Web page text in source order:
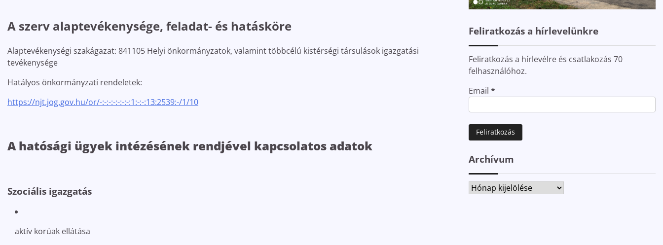
A szerv alaptevékenysége, feladat- és hatásköre
Alaptevékenységi szakágazat: 841105 Helyi önkormányzatok, valamint többcélú kistérségi társulások igazgatási
tevékenysége
Hatályos önkormányzati rendeletek:
https://njt.jog.gov.hu/or/-:-:-:-:-:-:-:1:-:-:13:2539:-/1/10
A hatósági ügyek intézésének rendjével kapcsolatos adatok
Szociális igazgatás
aktív korúak ellátása
Feliratkozás a hírlevelünkre
Feliratkozás a hírlevélre és csatlakozás 70
felhasználóhoz.
Email *
Archívum
Archívum